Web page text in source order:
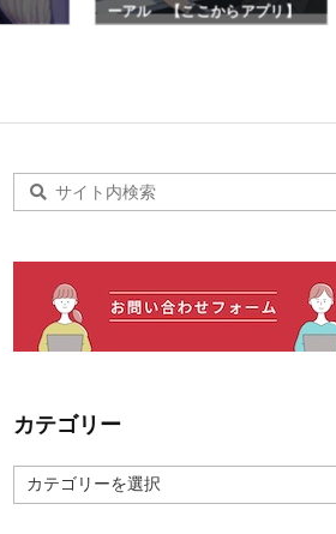
ーアル 【ここからアプリ】
カテゴリー
テ